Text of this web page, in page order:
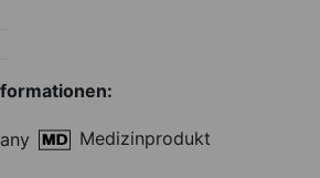
Medizinprodukt